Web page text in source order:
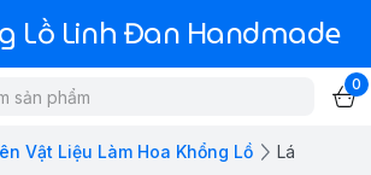
Lồ Linh Đan Handmade
0
Vật Liệu Làm Hoa Khổng Lồ Lá